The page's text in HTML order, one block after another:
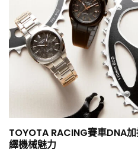
TOYOTA RACING賽車DNA
繹機械魅力